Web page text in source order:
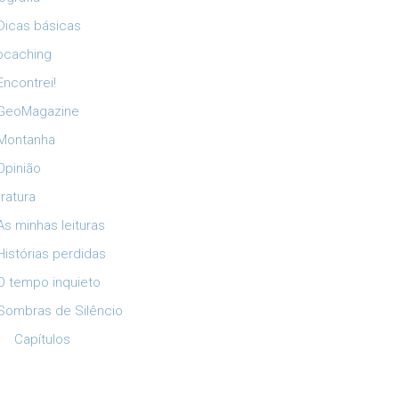
básicas
minhas leituras
perdidas
tempo inquieto
de Silêncio
Capítulos